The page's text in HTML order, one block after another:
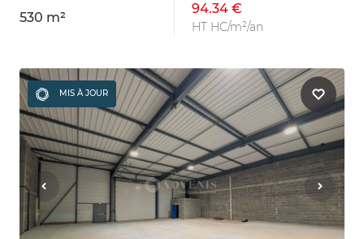
530 m²
94.34 €
HT HC/m²/an
MIS À JOUR